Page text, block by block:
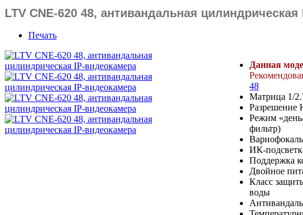
LTV CNE-620 48, антивандальная
Печать
Данная
48
Матрица 1/
Разрешение
Режим
фильтр)
ИК-
Поддержка
Двойное
Класс
воды